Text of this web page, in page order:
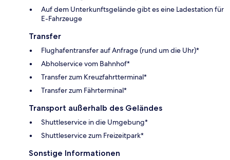
Auf dem Unterkunftsgelände gibt es eine Ladestation für
E-Fahrzeuge
Transfer
Flughafentransfer auf Anfrage (rund um die Uhr)*
Abholservice vom Bahnhof*
Transfer zum Kreuzfahrtterminal*
Transfer zum Fährterminal*
Transport außerhalb des Geländes
Shuttleservice in die Umgebung*
Shuttleservice zum Freizeitpark*
Sonstige Informationen